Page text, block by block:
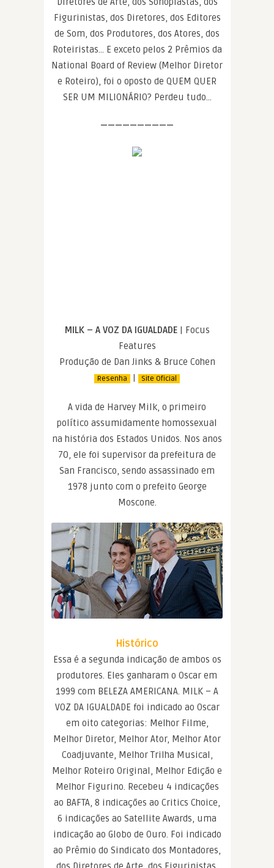
Figurinistas, dos Diretores, dos Editores
de Som, dos Produtores, dos Atores, dos
Roteiristas… E exceto pelos 2 Prêmios da
National Board of Review (Melhor Diretor
e Roteiro), foi o oposto de QUEM QUER
SER UM MILIONÁRIO? Perdeu tudo…
——————————
MILK – A VOZ DA IGUALDADE | Focus
Features
Produção de Dan Jinks & Bruce Cohen
Resenha | Site Oficial
A vida de Harvey Milk, o primeiro
político assumidamente homossexual
na história dos Estados Unidos. Nos anos
70, ele foi supervisor da prefeitura de
San Francisco, sendo assassinado em
1978 junto com o prefeito George
Moscone.
Histórico
Essa é a segunda indicação de ambos os
produtores. Eles ganharam o Oscar em
1999 com BELEZA AMERICANA. MILK – A
VOZ DA IGUALDADE foi indicado ao Oscar
em oito categorias: Melhor Filme,
Melhor Diretor, Melhor Ator, Melhor Ator
Coadjuvante, Melhor Trilha Musical,
Melhor Roteiro Original, Melhor Edição e
Melhor Figurino. Recebeu 4 indicações
ao BAFTA, 8 indicações ao Critics Choice,
6 indicações ao Satellite Awards, uma
indicação ao Globo de Ouro. Foi indicado
ao Prêmio do Sindicato dos Montadores,